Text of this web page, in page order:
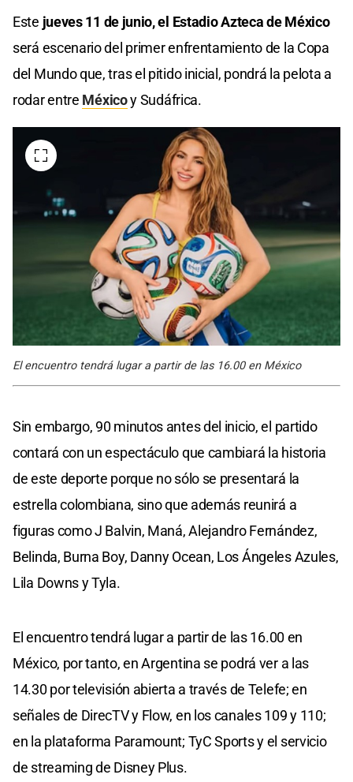
Este jueves 11 de junio, el Estadio Azteca de México
será escenario del primer enfrentamiento de la Copa
del Mundo que, tras el pitido inicial, pondrá la pelota a
rodar entre Méxicoy Sudáfrica.
El encuentro tendrá lugar a partir de las 16.00 en México
Sin embargo, 90 minutos antes del inicio, el partido
contará con un espectáculo que cambiará la historia
de este deporte porque no sólo se presentará la
estrella colombiana, sino que además reunirá a
figuras como J Balvin, Maná, Alejandro Fernández,
Belinda, Burna Boy, Danny Ocean, Los Ángeles Azules,
Lila Downs y Tyla.
El encuentro tendrá lugar a partir de las 16.00 en
México, por tanto, en Argentina se podrá ver a las
14.30 por televisión abierta a través de Telefe; en
señales de DirecTV y Flow, en los canales 109 y 110;
en la plataforma Paramount; TyC Sports y el servicio
de streaming de Disney Plus.